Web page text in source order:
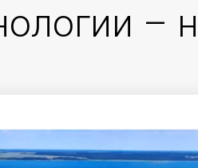
–